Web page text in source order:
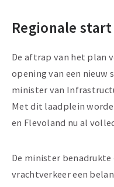
Regionale start
De aftrap van het plan
opening van een nieuw
minister van
Met dit laadplein
en Flevoland nu al
De minister
vrachtverkeer een